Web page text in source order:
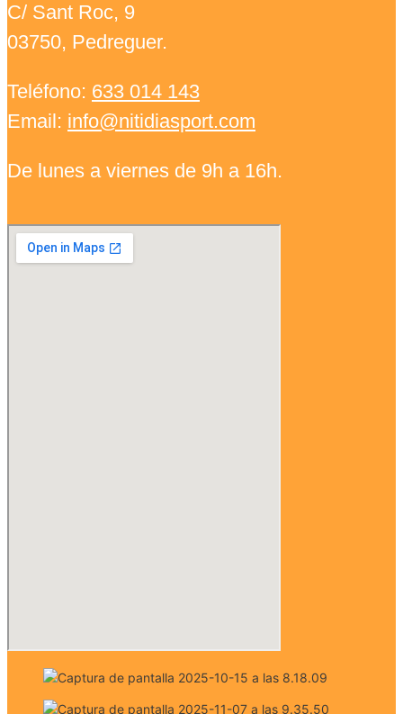
C/ Sant Roc, 9
03750, Pedreguer.
Teléfono: 633 014 143
Email: info@nitidiasport.com
De lunes a viernes de 9h a 16h.